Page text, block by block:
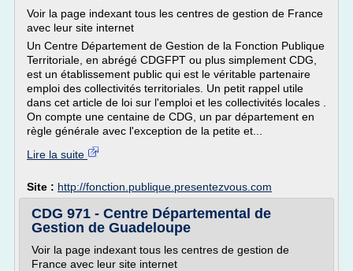
Voir la page indexant tous les centres de gestion de France
avec leur site internet
Un Centre Département de Gestion de la Fonction Publique
Territoriale, en abrégé CDGFPT ou plus simplement CDG,
est un établissement public qui est le véritable partenaire
emploi des collectivités territoriales. Un petit rappel utile
dans cet article de loi sur l'emploi et les collectivités locales .
On compte une centaine de CDG, un par département en
règle générale avec l'exception de la petite et...
Lire la suite
Site : http://fonction.publique.presentezvous.com
CDG 971 - Centre Départemental de
Gestion de Guadeloupe
Voir la page indexant tous les centres de gestion de
France avec leur site internet